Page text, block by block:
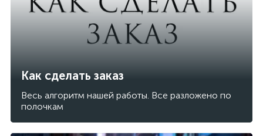
Как сделать заказ
Весь алгоритм нашей работы. Все разложено по
полочкам